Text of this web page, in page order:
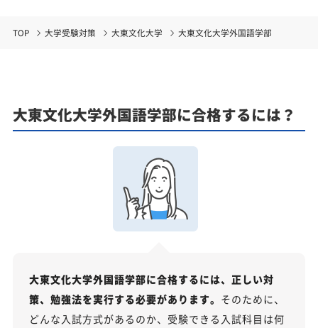
TOP 大学受験対策 大東文化大学 大東文化大学外国語学部
大東文化大学外国語学部に合格するには？
大東文化大学外国語学部に合格するには、正しい対
策、勉強法を実行する必要があります。 そのために、
どんな入試方式があるのか、受験できる入試科目は何